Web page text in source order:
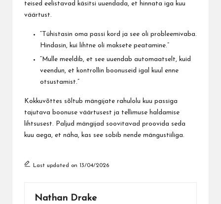
teised eelistavad käsitsi uuendada, et hinnata iga kuu
väärtust.
“Tühistasin oma passi kord ja see oli probleemivaba.
Hindasin, kui lihtne oli maksete peatamine.”
“Mulle meeldib, et see uuendab automaatselt, kuid
veendun, et kontrollin boonuseid igal kuul enne
otsustamist.”
Kokkuvõttes sõltub mängijate rahulolu kuu passiga
tajutava boonuse väärtusest ja tellimuse haldamise
lihtsusest. Paljud mängijad soovitavad proovida seda
kuu aega, et näha, kas see sobib nende mängustiiliga.
Last updated on 13/04/2026
Nathan Drake